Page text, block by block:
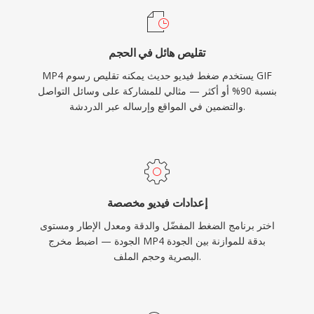
ملفات عملية عبر الشبكات محدودة النطاق الترددي
تقليص هائل في الحجم
MP4 يستخدم ضغط فيديو حديث يمكنه تقليص رسوم GIF
بنسبة 90% أو أكثر — مثالي للمشاركة على وسائل التواصل
والتضمين في المواقع وإرساله عبر الدردشة.
إعدادات فيديو مخصصة
اختر برنامج الضغط المفضّل والدقة ومعدل الإطار ومستوى
الجودة — اضبط مخرج MP4 بدقة للموازنة بين الجودة
البصرية وحجم الملف.